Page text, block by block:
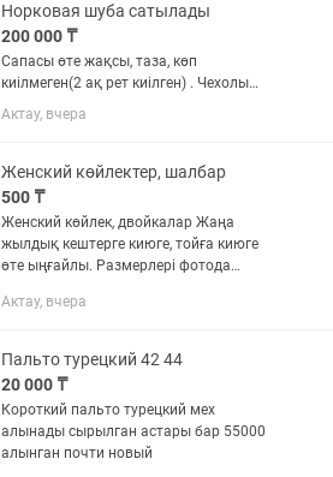
Норковая шуба сатылады
200 000 ₸
Сапасы өте жақсы, таза, көп
киілмеген(2 ақ рет киілген) . Чехолы
бар. Сатып алынған бағасы 400 000 тг.
Келісім бар, ватааппқа жазсаңыз
Актау, вчера
Женский көйлектер, шалбар
500 ₸
Женский көйлек, двойкалар Жаңа
жылдық кештерге киюге, тойға киюге
өте ыңғайлы. Размерлері фотода
да киімдер бар
Актау, вчера
Пальто турецкий 42 44
20 000 ₸
Короткий пальто турецкий мех
алынады сырылган астары бар 55000
алынган почти новый